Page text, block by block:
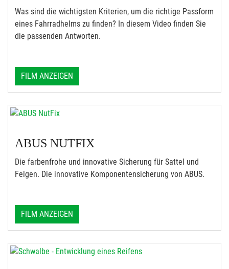
Was sind die wichtigsten Kriterien, um die richtige Passform
eines Fahrradhelms zu finden? In diesem Video finden Sie
die passenden Antworten.
FILM ANZEIGEN
ABUS NUTFIX
Die farbenfrohe und innovative Sicherung für Sattel und
Felgen. Die innovative Komponentensicherung von ABUS.
FILM ANZEIGEN